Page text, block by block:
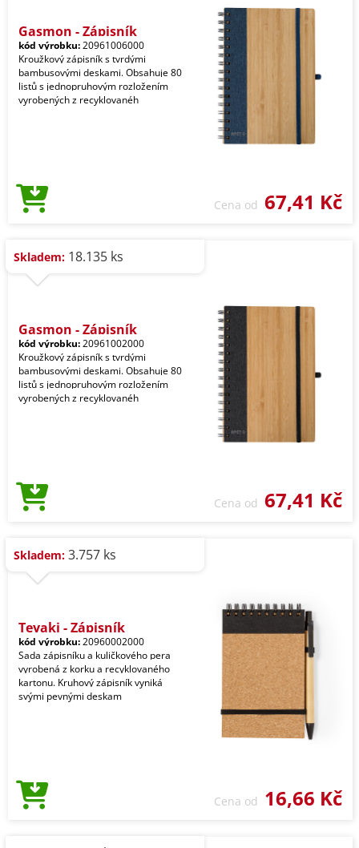
Gasmon - Zápisník
kód výrobku:20961006000
Kroužkový zápisník s tvrdými
bambusovými deskami. Obsahuje 80
listů s jednopruhovým rozložením
vyrobených z recyklovanéh
Cena od 67,41 Kč
Skladem: 18.135 ks
Gasmon - Zápisník
kód výrobku:20961002000
Kroužkový zápisník s tvrdými
bambusovými deskami. Obsahuje 80
listů s jednopruhovým rozložením
vyrobených z recyklovanéh
Cena od 67,41 Kč
Skladem: 3.757 ks
Teyaki - Zápisník
kód výrobku:20960002000
Sada zápisníku a kuličkového pera
vyrobená z korku a recyklovaného
kartonu. Kruhový zápisník vyniká
svými pevnými deskam
Cena od 16,66 Kč